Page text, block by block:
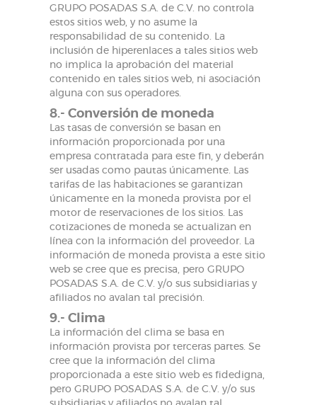
GRUPO POSADAS S.A. de C.V. no controla
estos sitios web, y no asume la
responsabilidad de su contenido. La
inclusión de hiperenlaces a tales sitios web
no implica la aprobación del material
contenido en tales sitios web, ni asociación
alguna con sus operadores.
8.- Conversión de moneda
Las tasas de conversión se basan en
información proporcionada por una
empresa contratada para este fin, y deberán
ser usadas como pautas únicamente. Las
tarifas de las habitaciones se garantizan
únicamente en la moneda provista por el
motor de reservaciones de los sitios. Las
cotizaciones de moneda se actualizan en
línea con la información del proveedor. La
información de moneda provista a este sitio
web se cree que es precisa, pero GRUPO
POSADAS S.A. de C.V. y/o sus subsidiarias y
afiliados no avalan tal precisión.
9.- Clima
La información del clima se basa en
información provista por terceras partes. Se
cree que la información del clima
proporcionada a este sitio web es fidedigna,
pero GRUPO POSADAS S.A. de C.V. y/o sus